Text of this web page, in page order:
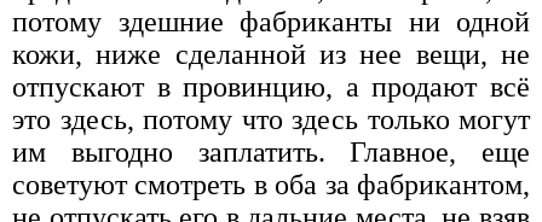
потому здешние фабриканты ни одной
кожи, ниже сделанной из нее вещи, не
отпускают в провинцию, а продают всё
это здесь, потому что здесь только могут
им выгодно заплатить. Главное, еще
советуют смотреть в оба за фабрикантом,